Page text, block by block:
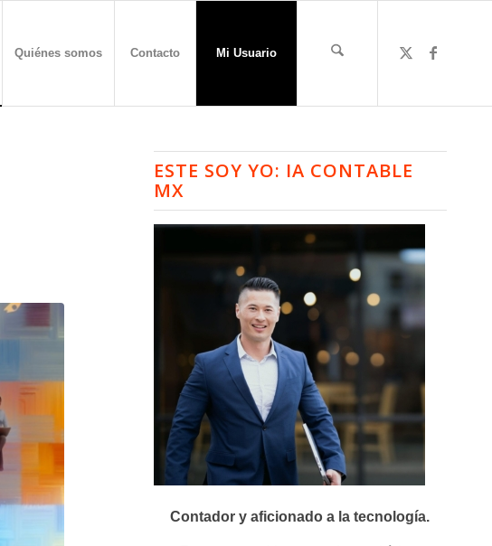
Quiénes somos Contacto Mi Usuario
ESTE SOY YO: IA CONTABLE
MX
Contador y aficionado a la tecnología.